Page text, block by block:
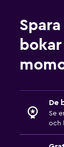
De
Se
och